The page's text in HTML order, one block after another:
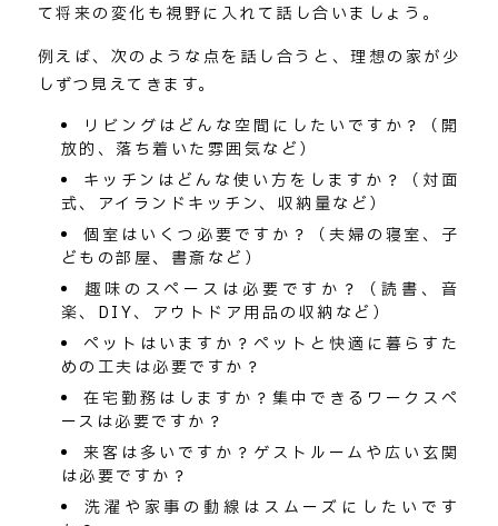
て将来の変化も視野に入れて話し合いましょう。
例えば、次のような点を話し合うと、理想の家が少
しずつ見えてきます。
リビングはどんな空間にしたいですか？（開
放的、落ち着いた雰囲気など）
キッチンはどんな使い方をしますか？（対面
式、アイランドキッチン、収納量など）
個室はいくつ必要ですか？（夫婦の寝室、子
どもの部屋、書斎など）
趣味のスペースは必要ですか？（読書、音
楽、DIY、アウトドア用品の収納など）
ペットはいますか？ペットと快適に暮らすた
めの工夫は必要ですか？
在宅勤務はしますか？集中できるワークスペ
ースは必要ですか？
来客は多いですか？ゲストルームや広い玄関
は必要ですか？
洗濯や家事の動線はスムーズにしたいです